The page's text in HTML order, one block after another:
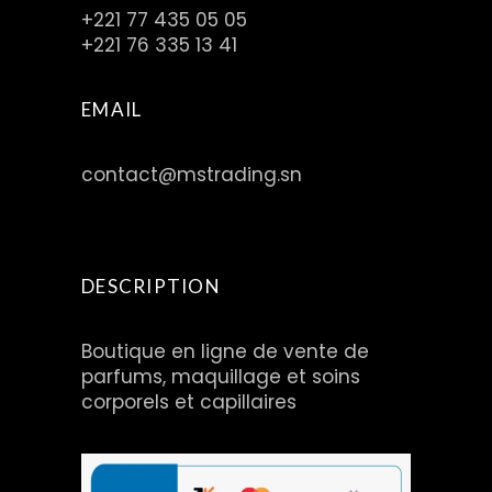
+221 77 435 05 05
+221 76 335 13 41
EMAIL
contact@mstrading.sn
DESCRIPTION
Boutique en ligne de vente de
parfums, maquillage et soins
corporels et capillaires